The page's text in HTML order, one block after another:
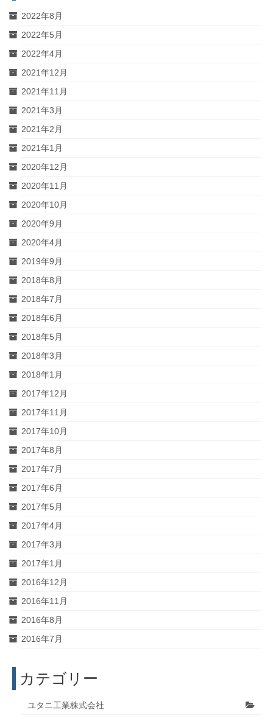
2022年8月
2022年5月
2022年4月
2021年12月
2021年11月
2021年3月
2021年2月
2021年1月
2020年12月
2020年11月
2020年10月
2020年9月
2020年4月
2019年9月
2018年8月
2018年7月
2018年6月
2018年5月
2018年3月
2018年1月
2017年12月
2017年11月
2017年10月
2017年8月
2017年7月
2017年6月
2017年5月
2017年4月
2017年3月
2017年1月
2016年12月
2016年11月
2016年8月
2016年7月
カテゴリー
ユタニ工業株式会社